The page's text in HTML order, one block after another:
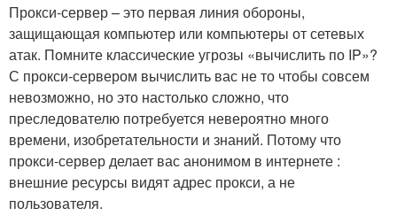
Прокси-сервер – это первая линия обороны,
защищающая компьютер или компьютеры от сетевых
атак. Помните классические угрозы «вычислить по IP»?
С прокси-сервером вычислить вас не то чтобы совсем
невозможно, но это настолько сложно, что
преследователю потребуется невероятно много
времени, изобретательности и знаний. Потому что
прокси-сервер делает вас анонимом в интернете :
внешние ресурсы видят адрес прокси, а не
пользователя.